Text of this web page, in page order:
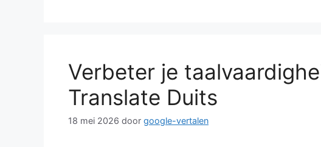
Verbeter je
Translate Duits
18 mei 2026 door google-vertalen